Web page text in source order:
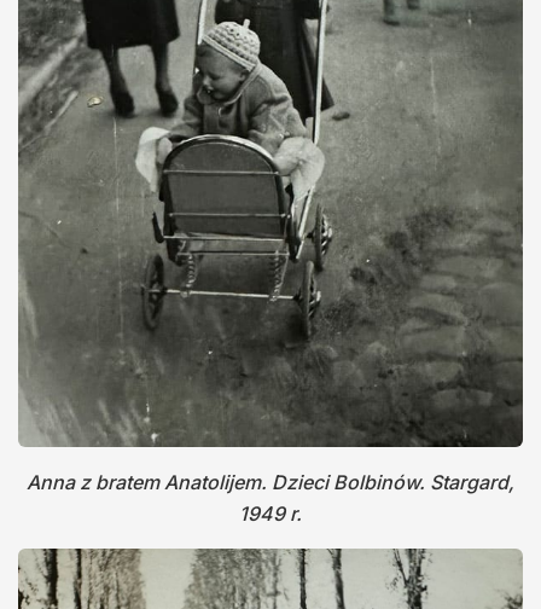
Anna z bratem Anatolijem. Dzieci Bolbinów. Stargard,
1949 r.